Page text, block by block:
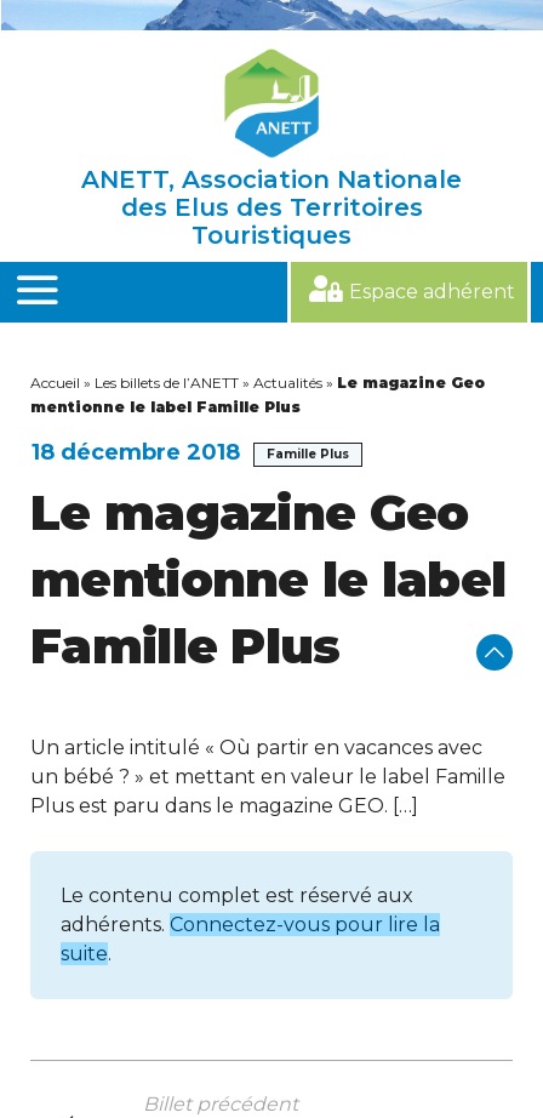
ANETT, Association Nationale
des Elus des Territoires
Touristiques
MENU
Espace adhérent
Accueil » Les billets de l’ANETT » Actualités » Le magazine Geo
mentionne le label Famille Plus
18 décembre 2018 Famille Plus
Le magazine Geo
mentionne le label
Famille Plus
Un article intitulé « Où partir en vacances avec
un bébé ? » et mettant en valeur le label Famille
Plus est paru dans le magazine GEO. […]
Le contenu complet est réservé aux
adhérents. Connectez-vous pour lire la
suite.
Billet précédent